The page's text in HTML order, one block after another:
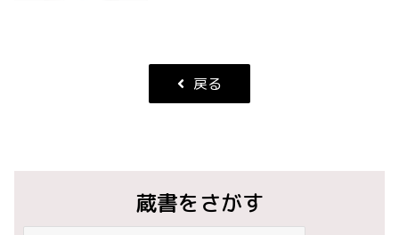
戻る
蔵書をさがす